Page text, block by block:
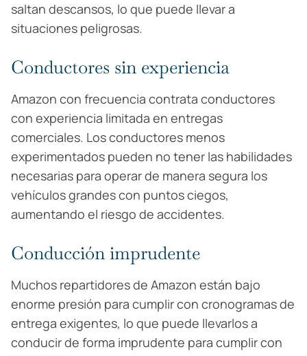
saltan descansos, lo que puede llevar a
situaciones peligrosas.
Conductores sin experiencia
Amazon con frecuencia contrata conductores
con experiencia limitada en entregas
comerciales. Los conductores menos
experimentados pueden no tener las habilidades
necesarias para operar de manera segura los
vehículos grandes con puntos ciegos,
aumentando el riesgo de accidentes.
Conducción imprudente
Muchos repartidores de Amazon están bajo
enorme presión para cumplir con cronogramas de
entrega exigentes, lo que puede llevarlos a
conducir de forma imprudente para cumplir con